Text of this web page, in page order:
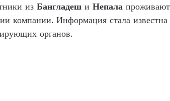
из Бангладеш и Непала
компании. Информация стала
органов.